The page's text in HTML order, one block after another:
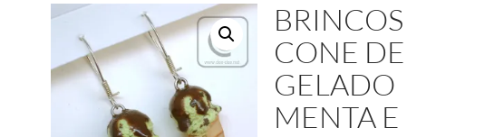
BRINCOS
CONE DE
GELADO
MENTA E